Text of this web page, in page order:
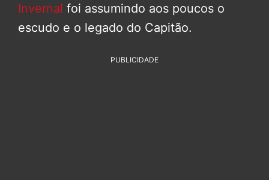
Invernal foi assumindo aos poucos o
escudo e o legado do Capitão.
PUBLICIDADE